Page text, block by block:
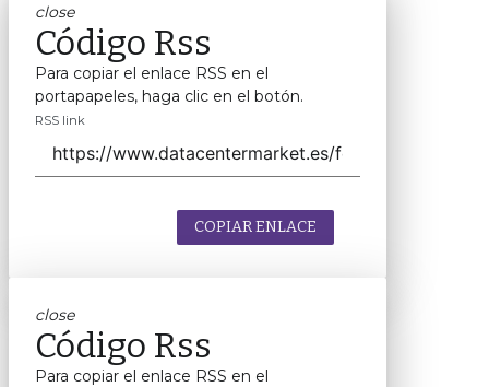
close
Código Rss
Para copiar el enlace RSS en el
portapapeles, haga clic en el botón.
RSS link
COPIAR ENLACE
close
Código Rss
Para copiar el enlace RSS en el